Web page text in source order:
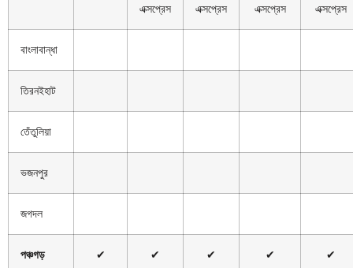
এক্সপ্রেস
এক্সপ্রেস
এক্সপ্রেস
এক্সপ্রেস
বাংলাবান্ধা
তিরনইহাট
তেঁতুলিয়া
ভজনপুর
জগদল
পঞ্চগড় ✔ ✔ ✔ ✔ ✔